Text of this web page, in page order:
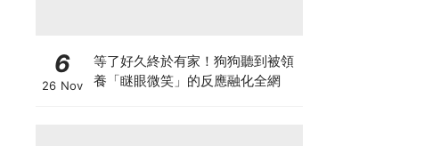
6
26 Nov
等了好久終於有家！狗狗聽到被領
養「瞇眼微笑」的反應融化全網